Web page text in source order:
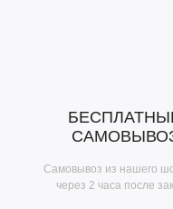
Самовывоз из нашего
через 2 часа после